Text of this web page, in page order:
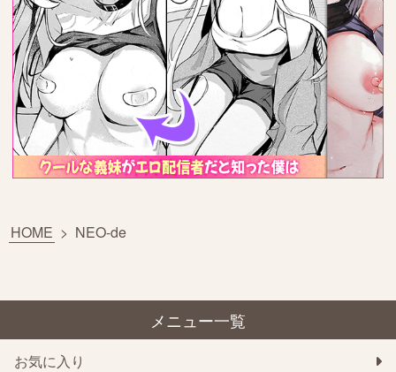
HOME > NEO-de
メニュー一覧
お気に入り